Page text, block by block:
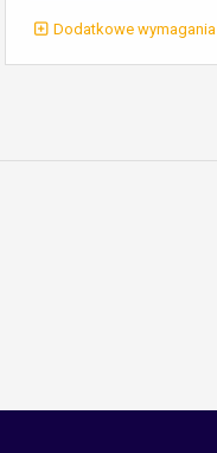
Dodatkowe wymagania